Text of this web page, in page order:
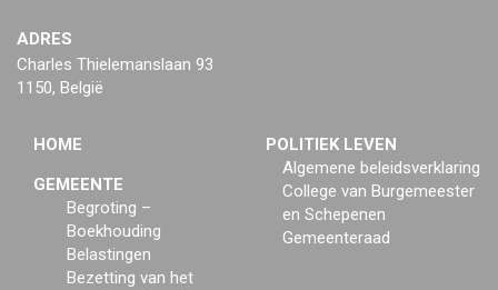
ADRES
Charles Thielemanslaan 93
1150, België
HOME
GEMEENTE
Begroting –
Boekhouding
Belastingen
Bezetting van het
POLITIEK LEVEN
Algemene beleidsverklaring
College van Burgemeester
en Schepenen
Gemeenteraad